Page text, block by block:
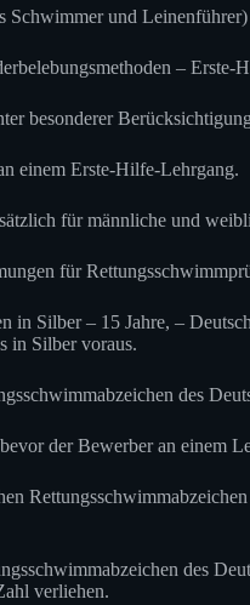
und
– Erste-
besonderer
einem Erste-Hilfe-Lehrgang.
für männliche und
für
in Silber – 15 Jahre, –
in Silber voraus.
des
der Bewerber an einem
des
verliehen.